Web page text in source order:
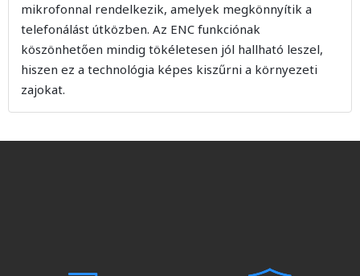
mikrofonnal rendelkezik, amelyek megkönnyítik a
telefonálást útközben. Az ENC funkciónak
köszönhetően mindig tökéletesen jól hallható leszel,
hiszen ez a technológia képes kiszűrni a környezeti
zajokat.